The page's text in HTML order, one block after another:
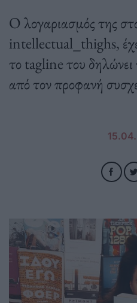
Ο λογαριασμός της
intellectual_thighs,
το tagline του
από τον προφανή